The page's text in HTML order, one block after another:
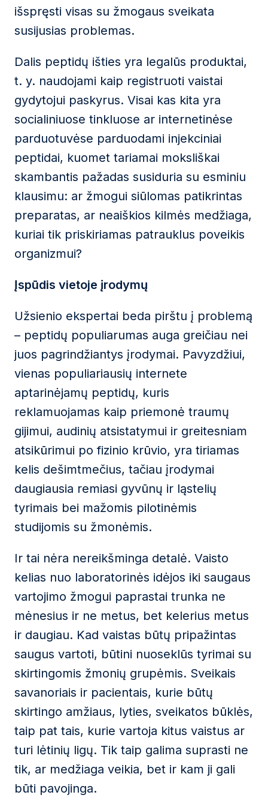
išspręsti visas su žmogaus sveikata
susijusias problemas.
Dalis peptidų išties yra legalūs produktai,
t. y. naudojami kaip registruoti vaistai
gydytojui paskyrus. Visai kas kita yra
socialiniuose tinkluose ar internetinėse
parduotuvėse parduodami injekciniai
peptidai, kuomet tariamai moksliškai
skambantis pažadas susiduria su esminiu
klausimu: ar žmogui siūlomas patikrintas
preparatas, ar neaiškios kilmės medžiaga,
kuriai tik priskiriamas patrauklus poveikis
organizmui?
Įspūdis vietoje įrodymų
Užsienio ekspertai beda pirštu į problemą
– peptidų populiarumas auga greičiau nei
juos pagrindžiantys įrodymai. Pavyzdžiui,
vienas populiariausių internete
aptarinėjamų peptidų, kuris
reklamuojamas kaip priemonė traumų
gijimui, audinių atsistatymui ir greitesniam
atsikūrimui po fizinio krūvio, yra tiriamas
kelis dešimtmečius, tačiau įrodymai
daugiausia remiasi gyvūnų ir ląstelių
tyrimais bei mažomis pilotinėmis
studijomis su žmonėmis.
Ir tai nėra nereikšminga detalė. Vaisto
kelias nuo laboratorinės idėjos iki saugaus
vartojimo žmogui paprastai trunka ne
mėnesius ir ne metus, bet kelerius metus
ir daugiau. Kad vaistas būtų pripažintas
saugus vartoti, būtini nuoseklūs tyrimai su
skirtingomis žmonių grupėmis. Sveikais
savanoriais ir pacientais, kurie būtų
skirtingo amžiaus, lyties, sveikatos būklės,
taip pat tais, kurie vartoja kitus vaistus ar
turi lėtinių ligų. Tik taip galima suprasti ne
tik, ar medžiaga veikia, bet ir kam ji gali
būti pavojinga.